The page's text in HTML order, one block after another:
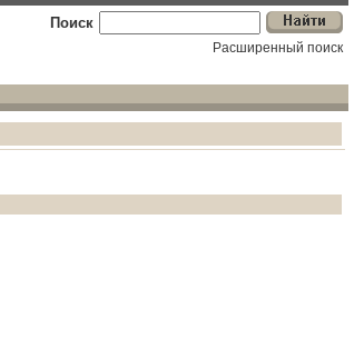
Поиск
Расширенный поиск